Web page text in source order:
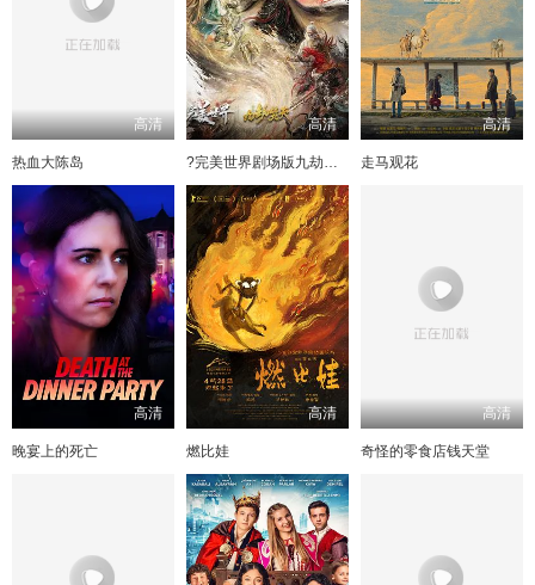
高清
热血大陈岛
高清
?完美世界剧场版九劫焚天?
高清
走马观花
高清
晚宴上的死亡
高清
燃比娃
高清
奇怪的零食店钱天堂